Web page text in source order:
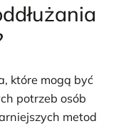
które mogą być
potrzeb osób
metod